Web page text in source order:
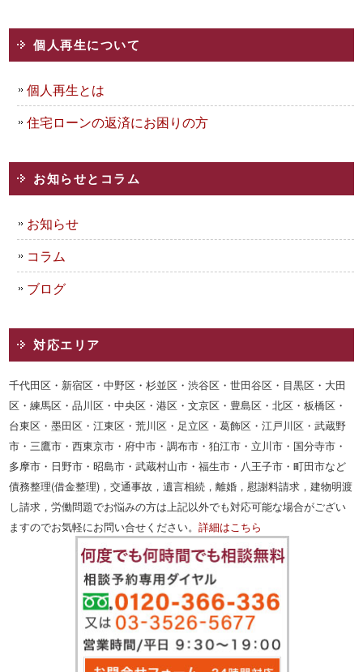
個人再生について
個人再生とは
住宅ローンの返済にお困りの方
お知らせとコラム
お知らせ
コラム
ブログ
対応エリア
千代田区・新宿区・中野区・杉並区・渋谷区・世田谷区・目黒区・大田
区・練馬区・品川区・中央区・港区・文京区・豊島区・北区・板橋区・
台東区・墨田区・江東区・荒川区・足立区・葛飾区・江戸川区・武蔵野
市・三鷹市・西東京市・府中市・調布市・狛江市・立川市・国分寺市・
多摩市・日野市・昭島市・武蔵村山市・福生市・八王子市・町田市など
債務整理(借金整理)，交通事故，遺言相続，離婚，慰謝料請求，建物明渡
し請求，労働問題でお悩みの方は上記以外でも対応可能な場合がござい
ますのでお気軽にお問い合せください。詳細はこちら